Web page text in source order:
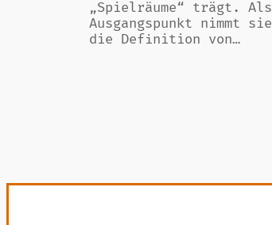
„Spielräume“ trägt. Als
Ausgangspunkt nimmt sie
die Definition von…